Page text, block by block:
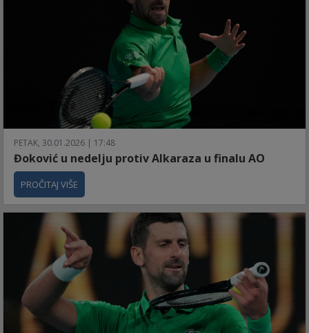
PETAK, 30.01.2026 | 17:48
Đoković u nedelju protiv Alkaraza u finalu AO
PROČITAJ VIŠE